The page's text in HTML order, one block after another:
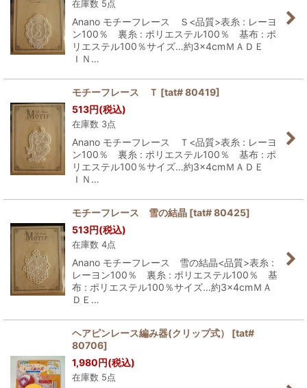
在庫数 5点
Anano モチーフレース Ｓ<品質>表糸 : レーヨ
ン100％ 裏糸 : ポリエステル100％ 基布 : ポ
リエステル100％サイズ…約3×4cmＭＡＤＥ
ＩＮ…
モチーフレース Ｔ [tat# 80419]
513円(税込)
在庫数 3点
Anano モチーフレース Ｔ<品質>表糸 : レーヨ
ン100％ 裏糸 : ポリエステル100％ 基布 : ポ
リエステル100％サイズ…約3×4cmＭＡＤＥ
ＩＮ…
モチーフレース 雪の結晶 [tat# 80425]
513円(税込)
在庫数 4点
Anano モチーフレース 雪の結晶<品質>表糸 :
レーヨン100％ 裏糸 : ポリエステル100％ 基
布 : ポリエステル100％サイズ…約3×4cmＭＡ
ＤＥ…
ヘアピンレース編み器(クリップ式） [tat#
80706]
1,980円(税込)
在庫数 5点